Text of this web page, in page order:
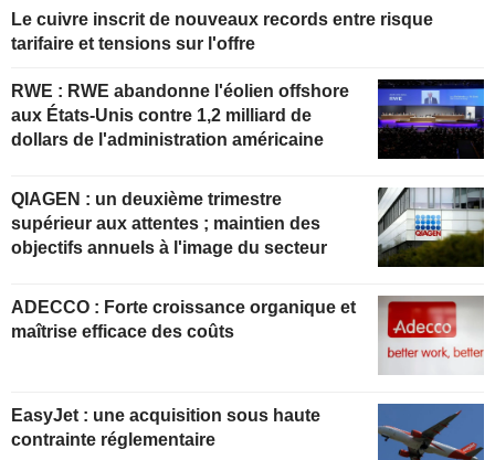
Le cuivre inscrit de nouveaux records entre risque
tarifaire et tensions sur l'offre
RWE : RWE abandonne l'éolien offshore
aux États-Unis contre 1,2 milliard de
dollars de l'administration américaine
QIAGEN : un deuxième trimestre
supérieur aux attentes ; maintien des
objectifs annuels à l'image du secteur
ADECCO : Forte croissance organique et
maîtrise efficace des coûts
EasyJet : une acquisition sous haute
contrainte réglementaire